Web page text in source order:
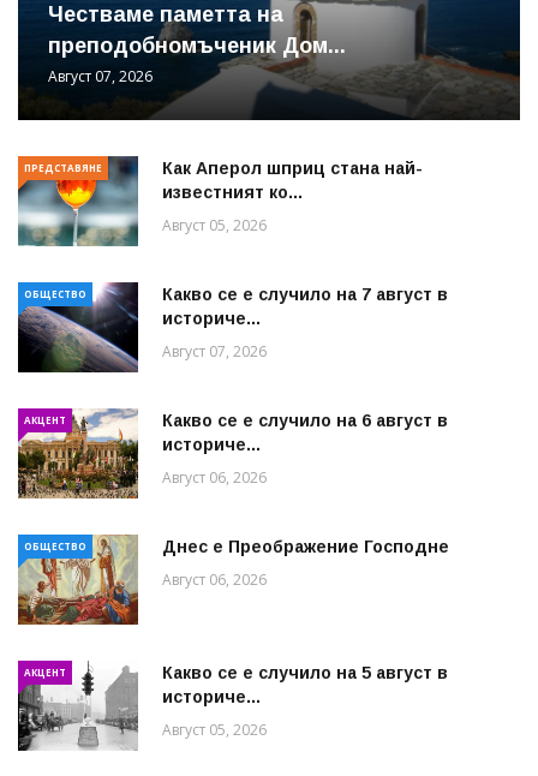
Честваме паметта на
преподобномъченик Дом...
Август 07, 2026
ПРЕДСТАВЯНЕ
Как Аперол шприц стана най-
известният ко...
Август 05, 2026
ОБЩЕСТВО
Какво се е случило на 7 август в
историче...
Август 07, 2026
АКЦЕНТ
Какво се е случило на 6 август в
историче...
Август 06, 2026
ОБЩЕСТВО Днес е Преображение Господне
Август 06, 2026
АКЦЕНТ
Какво се е случило на 5 август в
историче...
Август 05, 2026